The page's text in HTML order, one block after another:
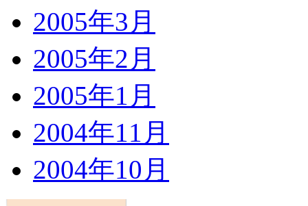
2005年3月
2005年2月
2005年1月
2004年11月
2004年10月